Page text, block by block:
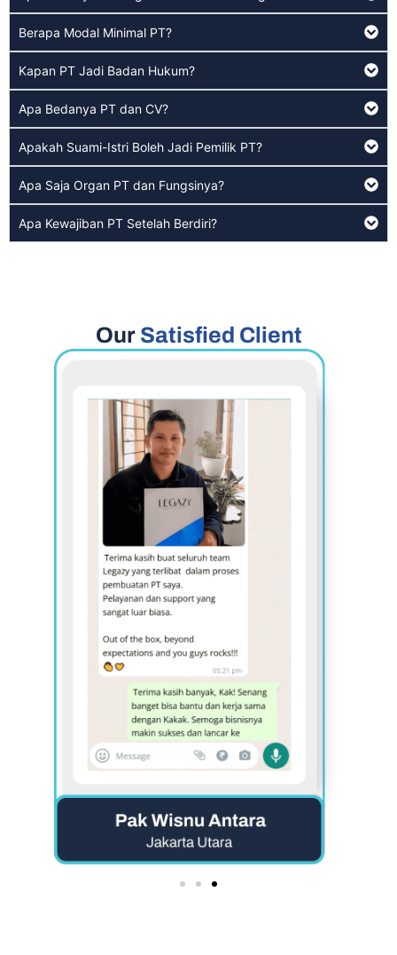
Berapa Modal Minimal PT?
Kapan PT Jadi Badan Hukum?
Apa Bedanya PT dan CV?
Apakah Suami-Istri Boleh Jadi Pemilik PT?
Apa Saja Organ PT dan Fungsinya?
Apa Kewajiban PT Setelah Berdiri?
Our Satisfied Client